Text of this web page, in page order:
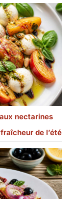
nectarines
de l’été